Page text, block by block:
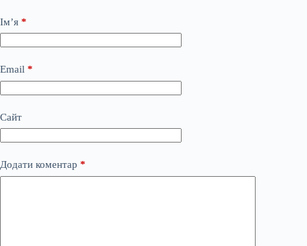
Ім’я *
Email *
Сайт
Додати коментар *